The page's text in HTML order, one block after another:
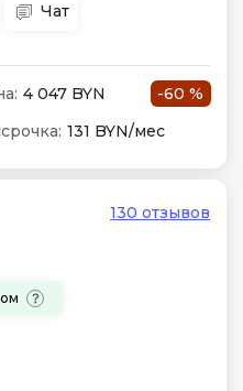
Чат
4 047 BYN
-60 %
131 BYN/мес
130 отзывов